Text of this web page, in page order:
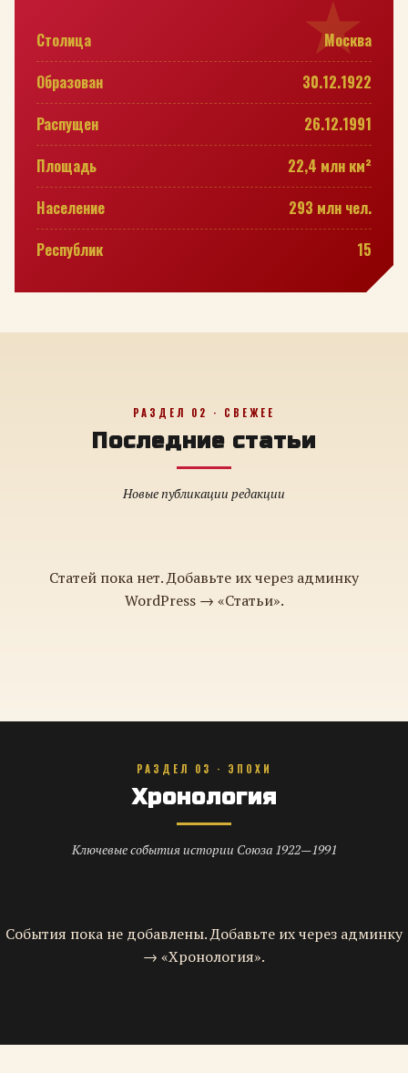
Столица
Москва
Образован
30.12.1922
Распущен
26.12.1991
Площадь
22,4 млн км²
Население
293 млн чел.
Республик
15
РАЗДЕЛ 02 · СВЕЖЕЕ
Последние статьи
Новые публикации редакции
Статей пока нет. Добавьте их через админку
WordPress → «Статьи».
РАЗДЕЛ 03 · ЭПОХИ
Хронология
Ключевые события истории Союза 1922—1991
События пока не добавлены. Добавьте их через админку
→ «Хронология».